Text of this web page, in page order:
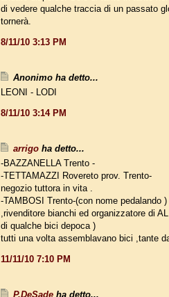
di vedere qualche traccia di un passato
tornerà.
8/11/10 3:13 PM
Anonimo ha detto...
LEONI - LODI
8/11/10 3:14 PM
arrigo ha detto...
-BAZZANELLA Trento -
-TETTAMAZZI Rovereto prov. Trento-
negozio tuttora in vita .
-TAMBOSI Trento-(con nome pedalando
,rivenditore bianchi ed organizzatore di
di qualche bici depoca )
tutti una volta assemblavano bici ,tante
11/11/10 7:10 PM
P.DeSade ha detto...